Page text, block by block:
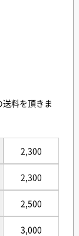
料を頂きま
2,300
2,300
2,500
3,000